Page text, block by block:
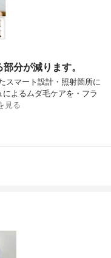
分が減ります。
スマート設計・照射箇所に
よるムダ毛ケアを・フラ
見る